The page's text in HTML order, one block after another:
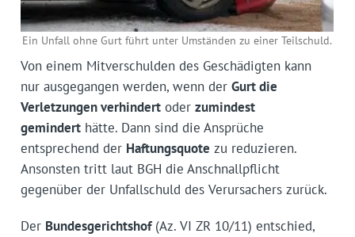
Ein Unfall ohne Gurt führt unter Umständen zu einer Teilschuld.
Von einem Mitverschulden des Geschädigten kann
nur ausgegangen werden, wenn der Gurt die
Verletzungen verhindertoder zumindest
geminderthätte. Dann sind die Ansprüche
entsprechend der Haftungsquote zu reduzieren.
Ansonsten tritt laut BGH die Anschnallpflicht
gegenüber der Unfallschuld des Verursachers zurück.
Der Bundesgerichtshof(Az. VI ZR 10/11) entschied,